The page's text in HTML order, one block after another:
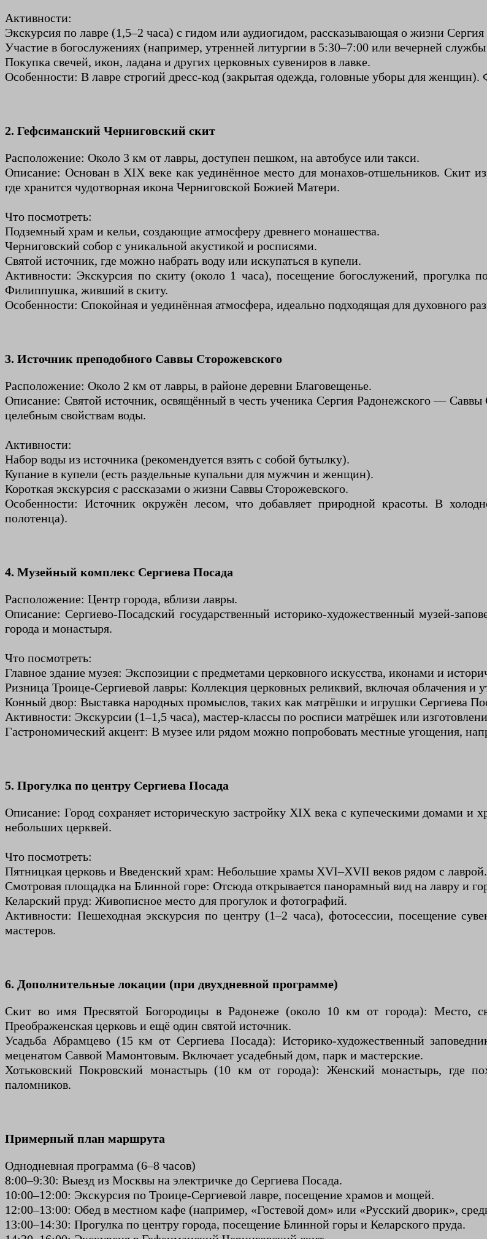
Активности:
Экскурсия по лавре (1,5–2 часа) с гидом или аудиогидом, рассказывающая о жизни
Участие в богослужениях (например, утренней литургии в 5:30–7:00 или вечерней
Покупка свечей, икон, ладана и других церковных сувениров в лавке.
Особенности: В лавре строгий дресс-код (закрытая одежда, головные уборы для женщин).
2. Гефсиманский Черниговский скит
Расположение: Около 3 км от лавры, доступен пешком, на автобусе или такси.
Описание: Основан в XIX веке как уединённое место для монахов-отшельников. Скит
где хранится чудотворная икона Черниговской Божией Матери.
Что посмотреть:
Подземный храм и кельи, создающие атмосферу древнего монашества.
Черниговский собор с уникальной акустикой и росписями.
Святой источник, где можно набрать воду или искупаться в купели.
Активности: Экскурсия по скиту (около 1 часа), посещение богослужений, прогулка
Филиппушка, живший в скиту.
Особенности: Спокойная и уединённая атмосфера, идеально подходящая для духовного
3. Источник преподобного Саввы Сторожевского
Расположение: Около 2 км от лавры, в районе деревни Благовещенье.
Описание: Святой источник, освящённый в честь ученика Сергия Радонежского —
целебным свойствам воды.
Активности:
Набор воды из источника (рекомендуется взять с собой бутылку).
Купание в купели (есть раздельные купальни для мужчин и женщин).
Короткая экскурсия с рассказами о жизни Саввы Сторожевского.
Особенности: Источник окружён лесом, что добавляет природной красоты. В
полотенца).
4. Музейный комплекс Сергиева Посада
Расположение: Центр города, вблизи лавры.
Описание: Сергиево-Посадский государственный историко-художественный музей-
города и монастыря.
Что посмотреть:
Главное здание музея: Экспозиции с предметами церковного искусства, иконами и
Ризница Троице-Сергиевой лавры: Коллекция церковных реликвий, включая облачения и
Конный двор: Выставка народных промыслов, таких как матрёшки и игрушки Сергиева
Активности: Экскурсии (1–1,5 часа), мастер-классы по росписи матрёшек или
Гастрономический акцент: В музее или рядом можно попробовать местные угощения,
5. Прогулка по центру Сергиева Посада
Описание: Город сохраняет историческую застройку XIX века с купеческими домами
небольших церквей.
Что посмотреть:
Пятницкая церковь и Введенский храм: Небольшие храмы XVI–XVII веков рядом с лаврой.
Смотровая площадка на Блинной горе: Отсюда открывается панорамный вид на лавру и
Келарский пруд: Живописное место для прогулок и фотографий.
Активности: Пешеходная экскурсия по центру (1–2 часа), фотосессии, посещение
мастеров.
6. Дополнительные локации (при двухдневной программе)
Скит во имя Пресвятой Богородицы в Радонеже (около 10 км от города): Место,
Преображенская церковь и ещё один святой источник.
Усадьба Абрамцево (15 км от Сергиева Посада): Историко-художественный
меценатом Саввой Мамонтовым. Включает усадебный дом, парк и мастерские.
Хотьковский Покровский монастырь (10 км от города): Женский монастырь, где
паломников.
Примерный план маршрута
Однодневная программа (6–8 часов)
8:00–9:30: Выезд из Москвы на электричке до Сергиева Посада.
10:00–12:00: Экскурсия по Троице-Сергиевой лавре, посещение храмов и мощей.
12:00–13:00: Обед в местном кафе (например, «Гостевой дом» или «Русский дворик»,
13:00–14:30: Прогулка по центру города, посещение Блинной горы и Келарского пруда.